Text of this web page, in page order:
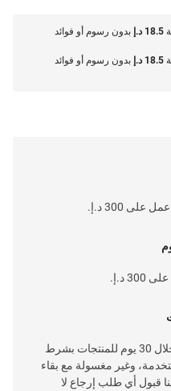
18.5 د.إ
بدون رسوم أو فوائد
18.5 د.إ
بدون رسوم أو فوائد
د.إ.
خدمة إرجاع سهلة وسريعة خلال 30 يوم للمنتجات بشرط
وغير مغسولة مع بقاء
قبول أي طلب إرجاع لا